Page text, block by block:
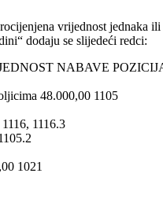
vrijednost jednaka
dodaju se slijedeći redci:
NABAVE
48.000,00 1105
1116.3
1021